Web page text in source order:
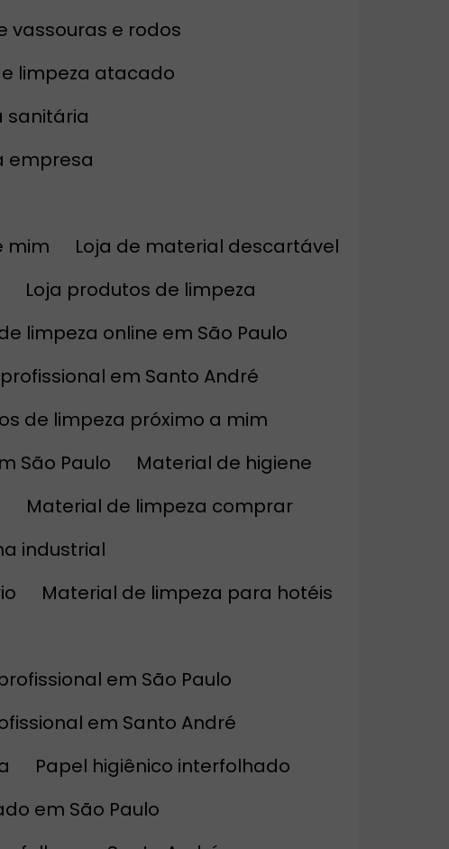
vassouras e rodos
limpeza atacado
sanitária
empresa
mim
Loja de material descartável
Loja produtos de limpeza
limpeza online em São Paulo
em Santo André
de limpeza próximo a mim
São Paulo
Material de higiene
Material de limpeza comprar
industrial
Material de limpeza para hotéis
em São Paulo
em Santo André
Papel higiênico interfolhado
em São Paulo